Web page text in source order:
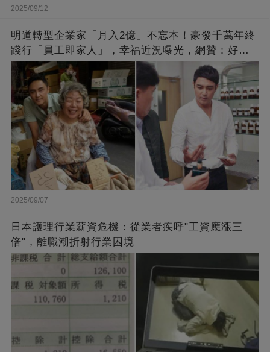
2025/09/12
明道轉型企業家「月入2億」不忘本！豪發千萬年終
踐行「員工即家人」，幸福近況曝光，網贊：好老
闆的福報
2025/09/07
日本護理行業薪資危機：從業者疾呼"工資應漲三
倍"，離職潮折射行業困境